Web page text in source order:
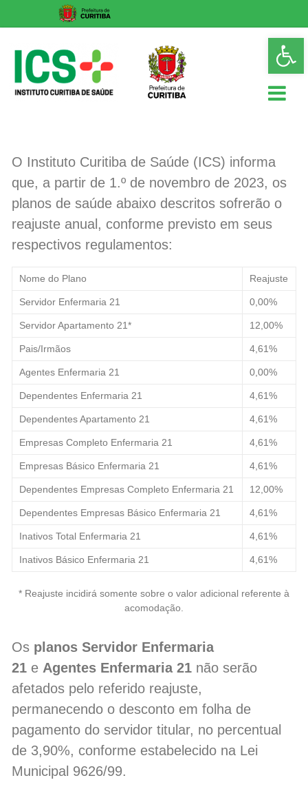
content
Instituto
Curitiba
de
Saúde
O Instituto Curitiba de Saúde (ICS) informa
que, a partir de 1.º de novembro de 2023, os
planos de saúde abaixo descritos sofrerão o
reajuste anual, conforme previsto em seus
respectivos regulamentos:
Nome do Plano Reajuste
Servidor Enfermaria 21 0,00%
Servidor Apartamento 21* 12,00%
Pais/Irmãos 4,61%
Agentes Enfermaria 21 0,00%
Dependentes Enfermaria 21 4,61%
Dependentes Apartamento 21 4,61%
Empresas Completo Enfermaria 21 4,61%
Empresas Básico Enfermaria 21 4,61%
Dependentes Empresas Completo Enfermaria 21 12,00%
Dependentes Empresas Básico Enfermaria 21 4,61%
Inativos Total Enfermaria 21 4,61%
Inativos Básico Enfermaria 21 4,61%
* Reajuste incidirá somente sobre o valor adicional referente à
acomodação.
Os planos Servidor Enfermaria
21 e Agentes Enfermaria 21 não serão
afetados pelo referido reajuste,
permanecendo o desconto em folha de
pagamento do servidor titular, no percentual
de 3,90%, conforme estabelecido na Lei
Municipal 9626/99.